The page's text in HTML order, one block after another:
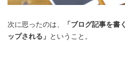
次に思ったのは、
「ブログ記事を書
ップされる」 ということ。